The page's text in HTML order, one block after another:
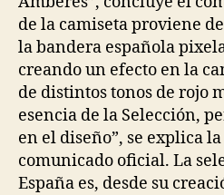
de la camiseta proviene
la bandera española
creando un efecto en la
de distintos tonos de rojo
esencia de la Selección,
en el diseño”, se explica la
comunicado oficial. La
España es, desde su